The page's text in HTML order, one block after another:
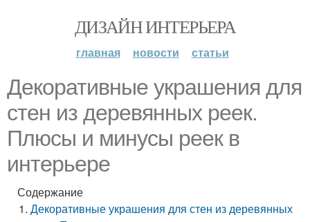
ДИЗАЙН ИНТЕРЬЕРА
главная новости статьи
Декоративные украшения для
стен из деревянных реек.
Плюсы и минусы реек в
интерьере
Содержание
Декоративные украшения для стен из деревянных